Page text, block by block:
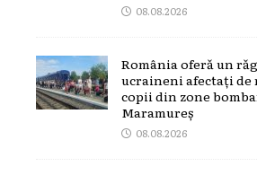
08.08.2026
România oferă un
ucraineni afectați de
copii din zone
Maramureș
08.08.2026